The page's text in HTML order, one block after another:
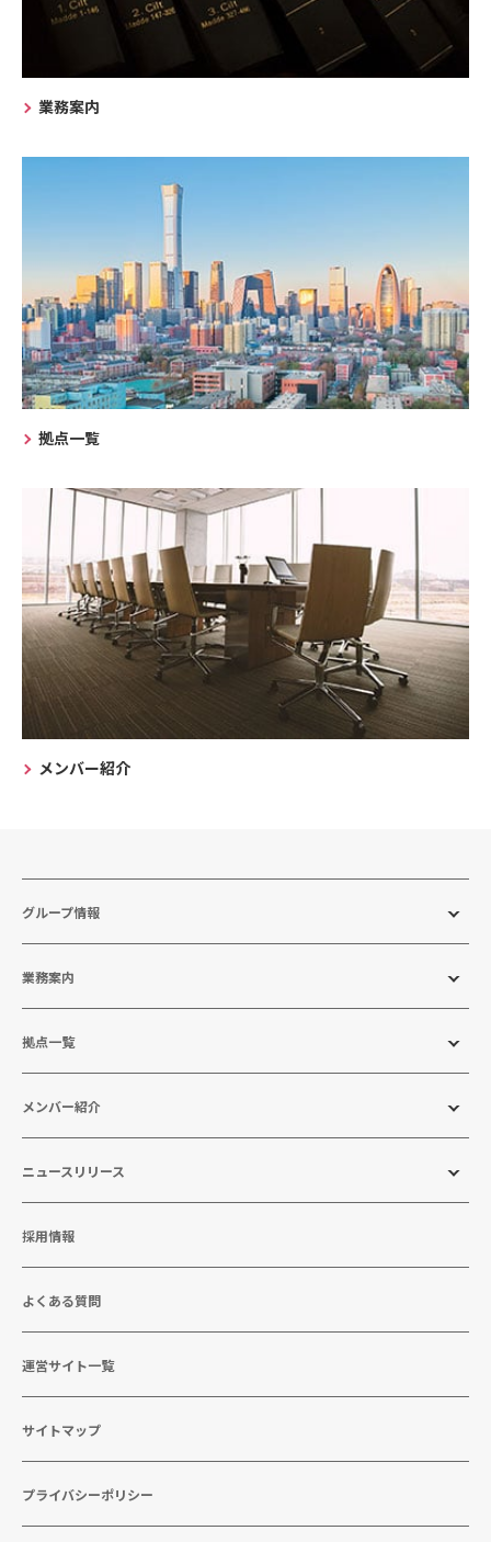
業務案内
拠点一覧
メンバー紹介
グループ情報
業務案内
拠点一覧
メンバー紹介
ニュースリリース
採用情報
よくある質問
運営サイト一覧
サイトマップ
プライバシーポリシー